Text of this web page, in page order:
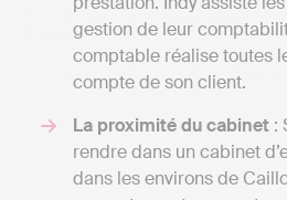
gestion de leur
comptable réalise toutes
compte de son client.
La proximité du cabinet :
rendre dans un cabinet
dans les environs de